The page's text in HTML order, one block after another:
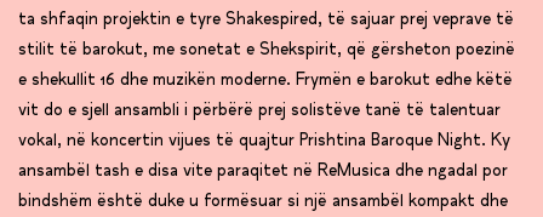
ta shfaqin projektin e tyre Shakespired, të sajuar prej veprave të
stilit të barokut, me sonetat e Shekspirit, që gërsheton poezinë
e shekullit 16 dhe muzikën moderne. Frymën e barokut edhe këtë
vit do e sjell ansambli i përbërë prej solistëve tanë të talentuar
vokal, në koncertin vijues të quajtur Prishtina Baroque Night. Ky
ansambël tash e disa vite paraqitet në ReMusica dhe ngadal por
bindshëm është duke u formësuar si një ansambël kompakt dhe